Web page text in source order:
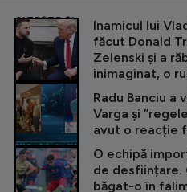
CITEȘTE ȘI
Inamicul lui
făcut Donald
Zelenski și a
inimaginat, o
Radu Banciu a
Varga și
avut o reacție
O echipă
de desființare.
băgat-o în